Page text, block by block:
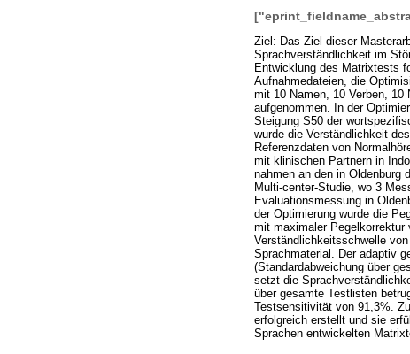
Ziel: Das Ziel dieser
Sprachverständlichkeit im
Entwicklung des Matrixtests
Aufnahmedateien, die
mit 10 Namen, 10 Verben, 10
aufgenommen. In der
Steigung S50 der
wurde die Verständlichkeit
Referenzdaten von
mit klinischen Partnern in
nahmen an den in Oldenburg
Multi-center-Studie, wo 3
Evaluationsmessung in
der Optimierung wurde die
mit maximaler Pegelkorrektur
Verständlichkeitsschwelle
Sprachmaterial. Der adaptiv
(Standardabweichung über
setzt die
über gesamte Testlisten
Testsensitivität von 91,3%.
erfolgreich erstellt und sie
Sprachen entwickelten